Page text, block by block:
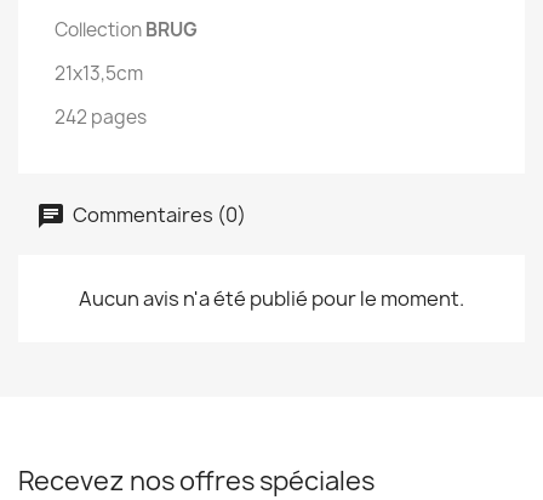
CollectionBRUG
21x13,5cm
242 pages
Commentaires (0)
Aucun avis n'a été publié pour le moment.
Recevez nos offres spéciales